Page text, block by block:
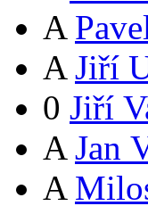
A
A Jiří
0 Jiří
A Jan
A